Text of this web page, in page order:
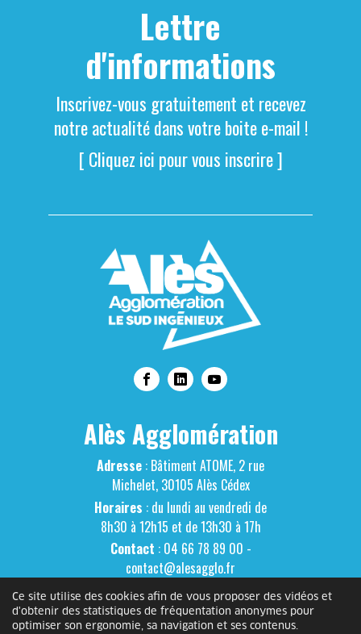
Ce site utilise des cookies afin de vous proposer des vidéos et
d'obtenir des statistiques de fréquentation anonymes pour
optimiser son ergonomie, sa navigation et ses contenus.
Lettre
d'informations
Inscrivez-vous gratuitement et recevez
notre actualité dans votre boite e-mail !
[ Cliquez ici pour vous inscrire ]
Alès Agglomération
Adresse : Bâtiment ATOME, 2 rue
Michelet, 30105 Alès Cédex
Horaires : du lundi au vendredi de
8h30 à 12h15 et de 13h30 à 17h
Contact : 04 66 78 89 00 -
contact@alesagglo.fr